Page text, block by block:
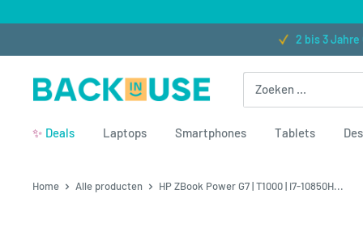
2 bis 3 Jahre Garantie
Back in Use
✨ Deals Laptops Smartphones Tablets
Home Alle producten HP ZBook Power G7 | T1000 | i7-10850H...